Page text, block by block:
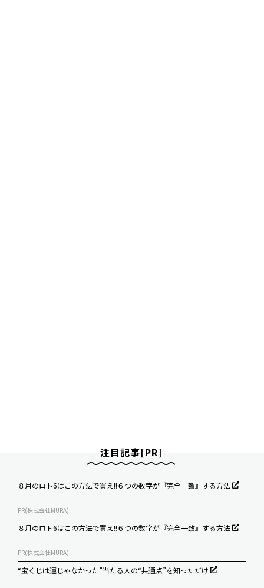
注目記事[PR]
８月のロト6はこの方法で買え!!６つの数字が『完全一致』する方法
PR(株式会社MURA)
８月のロト6はこの方法で買え!!６つの数字が『完全一致』する方法
PR(株式会社MURA)
“宝くじは運じゃなかった”当たる人の“共通点”を知っただけ